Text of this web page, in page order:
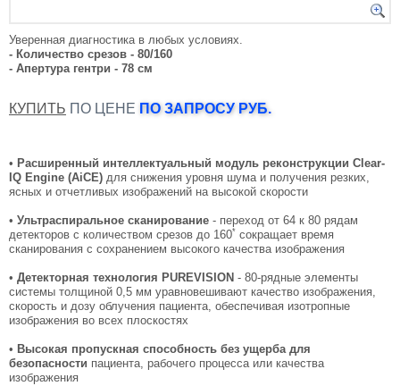
Уверенная диагностика в любых условиях.
- Количество срезов - 80/160
- Апертура гентри - 78 см
КУПИТЬ ПО ЦЕНЕ ПО ЗАПРОСУ РУБ.
• Расширенный интеллектуальный модуль реконструкции Clear-
IQ Engine (AiCE) для снижения уровня шума и получения резких,
ясных и отчетливых изображений на высокой скорости
• Ультраспиральное сканирование - переход от 64 к 80 рядам
детекторов с количеством срезов до 160* сокращает время
сканирования с сохранением высокого качества изображения
• Детекторная технология PUREVISION - 80-рядные элементы
системы толщиной 0,5 мм уравновешивают качество изображения,
скорость и дозу облучения пациента, обеспечивая изотропные
изображения во всех плоскостях
• Высокая пропускная способность без ущерба для
безопасности пациента, рабочего процесса или качества
изображения